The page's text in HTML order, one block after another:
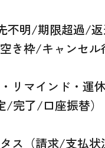
明/期限超過/返
き枠/キャンセ
マインド・運休
完了/口座振替）
ス（請求/支払